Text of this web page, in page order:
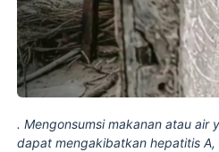
. Mengonsumsi makanan atau air
dapat mengakibatkan hepatitis